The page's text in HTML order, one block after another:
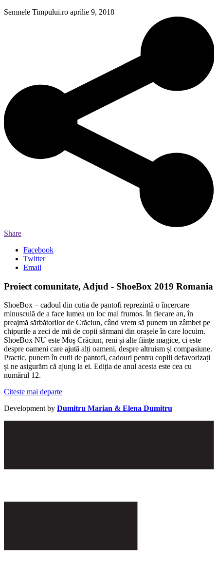
Semnele Timpului.ro aprilie 9, 2018
Share
Facebook
Twitter
Email
Proiect comunitate, Adjud - ShoeBox 2019 Romania
ShoeBox – cadoul din cutia de pantofi reprezintă o încercare
minusculă de a face lumea un loc mai frumos. în fiecare an, în
preajmă sărbătorilor de Crăciun, când vrem să punem un zâmbet pe
chipurile a zeci de mii de copii sărmani din orașele în care locuim.
ShoeBox NU este Moș Crăciun, reni și alte ființe magice, ci este
despre oameni care ajută alți oameni, despre altruism și compasiune.
Practic, punem în cutii de pantofi, cadouri pentru copiii defavorizați
și ne asigurăm că ajung la ei. Ediția de anul acesta este cea cu
numărul 12.
Citeste mai departe
Development by Dumitru Marian & Elena Dumitru